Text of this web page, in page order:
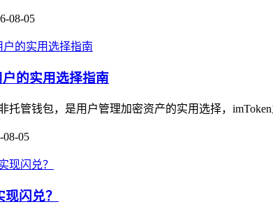
08-05
的实用选择指南
托管钱包，是用户管理加密资产的实用选择，
08-05
闪兑？